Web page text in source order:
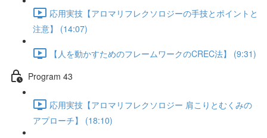
応用実技【アロマリフレクソロジーの手技とポイントと
注意】 (14:07)
【人を動かすためのフレームワークのCREC法】 (9:31)
Program 43
応用実技【アロマリフレクソロジー 肩こりとむくみの
アプローチ】 (18:10)